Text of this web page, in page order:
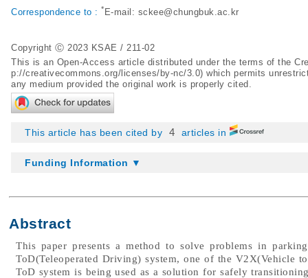
Correspondence to : * E-mail: sckee@chungbuk.ac.kr
Copyright Ⓒ 2023 KSAE / 211-02
This is an Open-Access article distributed under the terms of the
p://creativecommons.org/licenses/by-nc/3.0) which permits
any medium provided the original work is properly cited.
This article has been cited by 4 articles in
Funding Information ▼
Abstract
This paper presents a method to solve problems in
ToD(Teleoperated Driving) system, one of the V2X(Vehicle
ToD system is being used as a solution for safely